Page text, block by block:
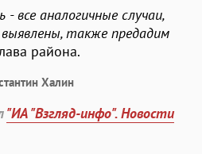
все аналогичные случаи,
также предадим
района.
Халин
"ИА "Взгляд-инфо". Новости